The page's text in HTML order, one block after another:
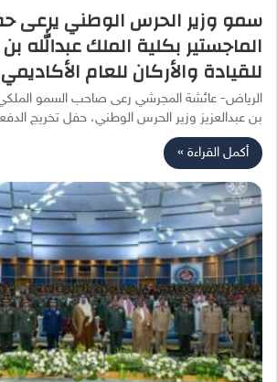
سمو وزير الحرس الوطني يرعى
الماجستير بكلية الملك عبدالله بن
للقيادة والأركان للعام الأكاديمي
الرياض- عائشة المجرشي رعى صاحب السمو الملكي
بن عبدالعزيز وزير الحرس الوطني، حفل تخريج
أكمل القراءة »